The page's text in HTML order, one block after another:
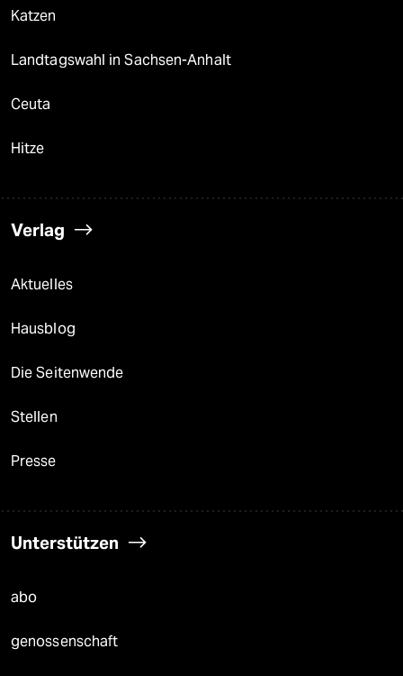
Katzen
Landtagswahl in Sachsen-Anhalt
Ceuta
Hitze
Verlag
Aktuelles
Hausblog
Die Seitenwende
Stellen
Presse
Unterstützen
abo
genossenschaft